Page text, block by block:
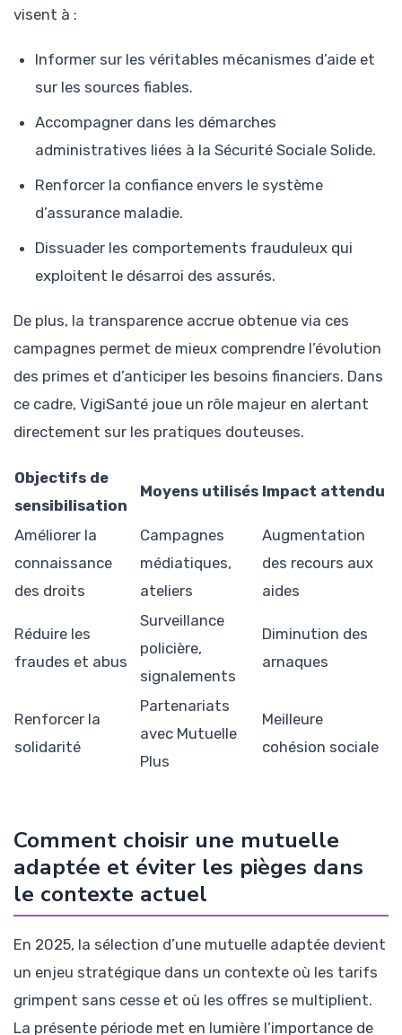
visent à :
Informer sur les véritables mécanismes d’aide et
sur les sources fiables.
Accompagner dans les démarches
administratives liées à la Sécurité Sociale Solide.
Renforcer la confiance envers le système
d’assurance maladie.
Dissuader les comportements frauduleux qui
exploitent le désarroi des assurés.
De plus, la transparence accrue obtenue via ces
campagnes permet de mieux comprendre l’évolution
des primes et d’anticiper les besoins financiers. Dans
ce cadre, VigiSanté joue un rôle majeur en alertant
directement sur les pratiques douteuses.
Objectifs de
sensibilisation
Moyens utilisés Impact attendu
Améliorer la
connaissance
des droits
Campagnes
médiatiques,
ateliers
Augmentation
des recours aux
aides
Réduire les
fraudes et abus
Surveillance
policière,
signalements
Diminution des
arnaques
Renforcer la
solidarité
Partenariats
avec Mutuelle
Plus
Meilleure
cohésion sociale
Comment choisir une mutuelle
adaptée et éviter les pièges dans
le contexte actuel
En 2025, la sélection d’une mutuelle adaptée devient
un enjeu stratégique dans un contexte où les tarifs
grimpent sans cesse et où les offres se multiplient.
La présente période met en lumière l’importance de